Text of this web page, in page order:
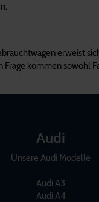
erweist
kommen
Audi
Unsere Audi Modelle
Audi A3
Audi A4